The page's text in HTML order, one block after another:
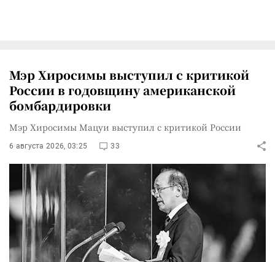
Мэр Хиросимы выступил с критикой
России в годовщину американской
бомбардировки
Мэр Хиросимы Мацуи выступил с критикой России
6 августа 2026, 03:25 33